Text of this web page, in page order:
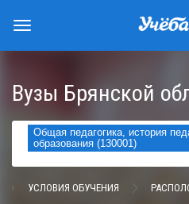
Вузы Брянской
Общая педагогика, история
образования (130001)
УСЛОВИЯ ОБУЧЕНИЯ